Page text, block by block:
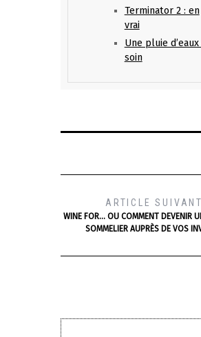
Terminator 2 : en
vrai
Une pluie d’eaux
soin
ARTICLE SUIVANT
WINE FOR… OU COMMENT DEVENIR
SOMMELIER AUPRÈS DE VOS